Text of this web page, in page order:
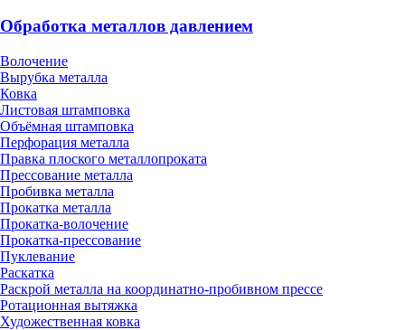
Обработка металлов давлением
Волочение
Вырубка металла
Ковка
Листовая штамповка
Объёмная штамповка
Перфорация металла
Правка плоского металлопроката
Прессование металла
Пробивка металла
Прокатка металла
Прокатка-волочение
Прокатка-прессование
Пуклевание
Раскатка
Раскрой металла на координатно-пробивном прессе
Ротационная вытяжка
Художественная ковка